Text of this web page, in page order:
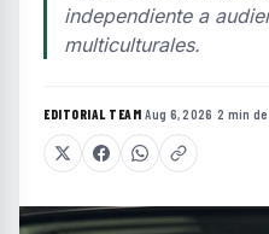
independiente a
multiculturales.
EDITORIAL TEAM·Aug 6, 2026 ·2 min